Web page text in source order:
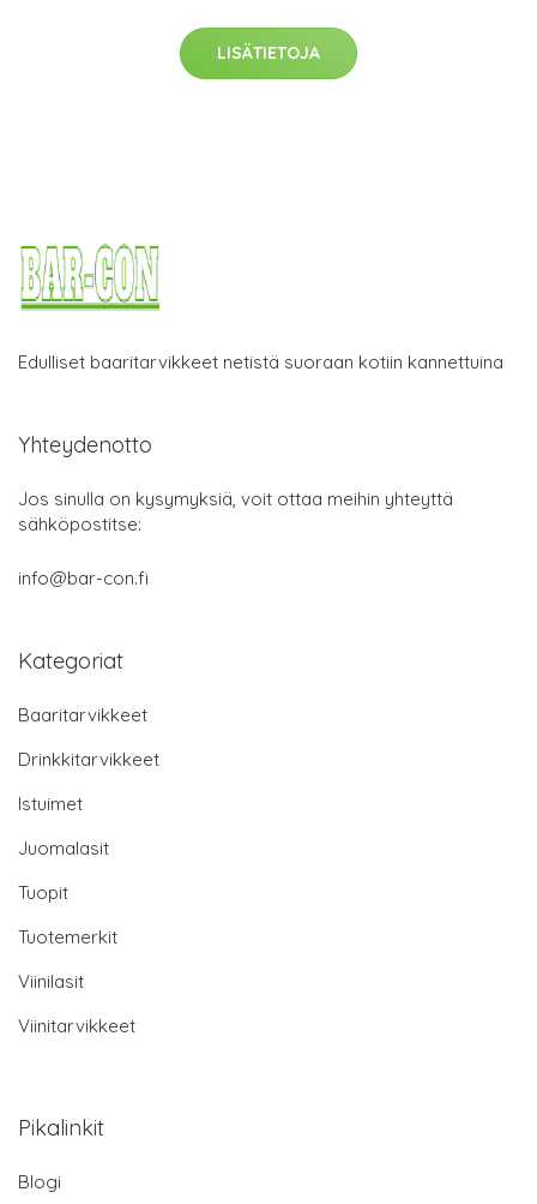
LISÄTIETOJA
Edulliset baaritarvikkeet netistä suoraan kotiin kannettuina
Yhteydenotto
Jos sinulla on kysymyksiä, voit ottaa meihin yhteyttä
sähköpostitse:
info@bar-con.fi
Kategoriat
Baaritarvikkeet
Drinkkitarvikkeet
Istuimet
Juomalasit
Tuopit
Tuotemerkit
Viinilasit
Viinitarvikkeet
Pikalinkit
Blogi